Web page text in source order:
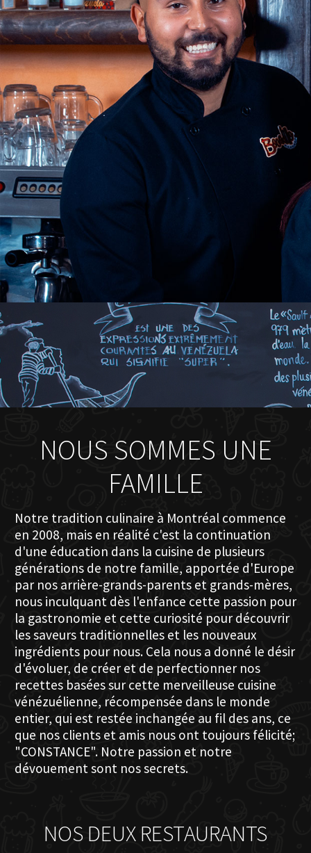
NOUS SOMMES UNE
FAMILLE
Notre tradition culinaire à Montréal commence
en 2008, mais en réalité c'est la continuation
d'une éducation dans la cuisine de plusieurs
générations de notre famille, apportée d'Europe
par nos arrière-grands-parents et grands-mères,
nous inculquant dès l'enfance cette passion pour
la gastronomie et cette curiosité pour découvrir
les saveurs traditionnelles et les nouveaux
ingrédients pour nous. Cela nous a donné le désir
d'évoluer, de créer et de perfectionner nos
recettes basées sur cette merveilleuse cuisine
vénézuélienne, récompensée dans le monde
entier, qui est restée inchangée au fil des ans, ce
que nos clients et amis nous ont toujours félicité;
"CONSTANCE". Notre passion et notre
dévouement sont nos secrets.
NOS DEUX RESTAURANTS